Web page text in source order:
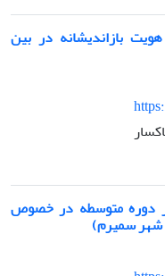
بازاندیشانه در بین
دوره متوسطه در خصوص
شهر سمیرم)